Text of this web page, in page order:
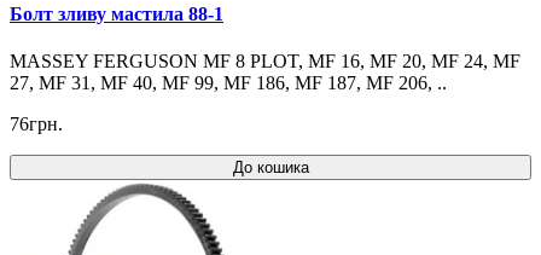
Болт зливу мастила 88-1
MASSEY FERGUSON MF 8 PLOT, MF 16, MF 20, MF 24, MF
27, MF 31, MF 40, MF 99, MF 186, MF 187, MF 206, ..
76грн.
До кошика